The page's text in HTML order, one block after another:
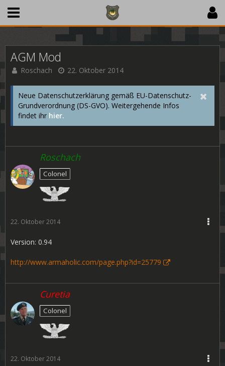
AGM Mod
Roschach 22. Oktober 2014
Neue Datenschutzerklärung gemäß EU-Datenschutz-
Grundverordnung (DS-GVO). Weitergehende Infos
findet ihr hier.
Roschach
Colonel
22. Oktober 2014
Version: 0.94
http://www.armaholic.com/page.php?id=25779
Curetia
Colonel
22. Oktober 2014